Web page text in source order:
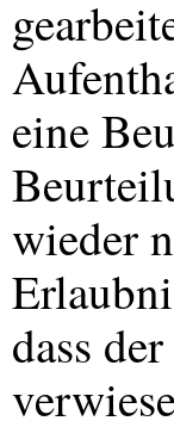
eine
wieder
dass